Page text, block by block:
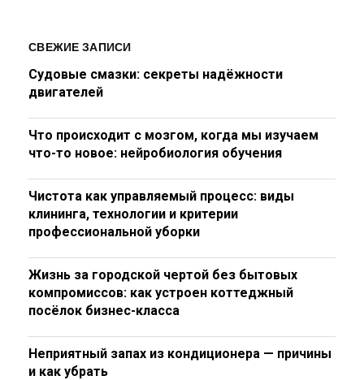
СВЕЖИЕ ЗАПИСИ
Судовые смазки: секреты надёжности
двигателей
Что происходит с мозгом, когда мы изучаем
что-то новое: нейробиология обучения
Чистота как управляемый процесс: виды
клининга, технологии и критерии
профессиональной уборки
Жизнь за городской чертой без бытовых
компромиссов: как устроен коттеджный
посёлок бизнес-класса
Неприятный запах из кондиционера — причины
и как убрать